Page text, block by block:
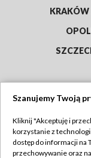
KRAKÓW
Abonament TVP
Szanujemy Twoją
Kliknij "Akceptuję i
korzystanie z
dostęp do informacji na
przechowywanie oraz